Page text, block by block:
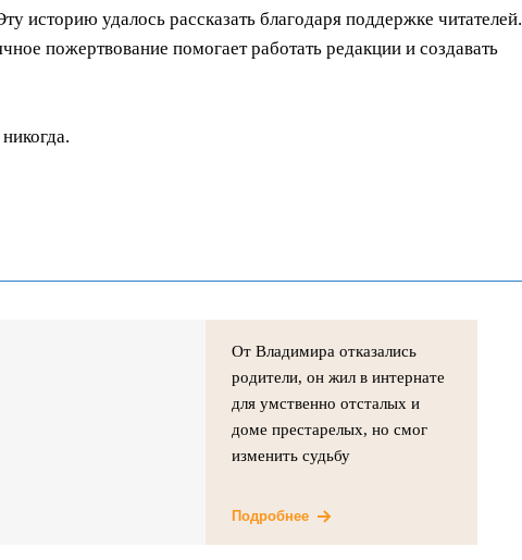
историю удалось рассказать благодаря поддержке читателей.
пожертвование помогает работать редакции и создавать
От Владимира отказались
родители, он жил в интернате
для умственно отсталых и
доме престарелых, но смог
изменить судьбу
Подробнее